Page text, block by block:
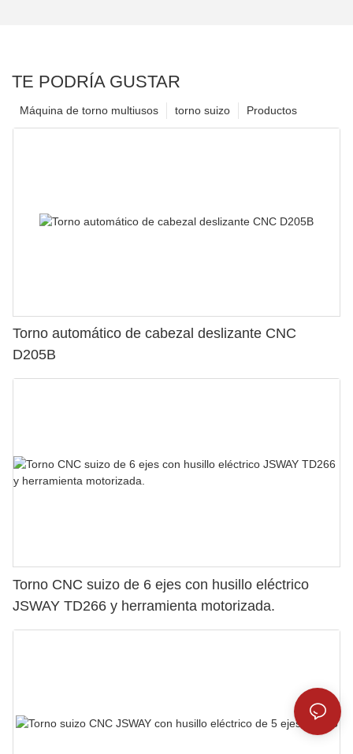
TE PODRÍA GUSTAR
Productos
torno suizo
Máquina de torno multiusos
Torno automático de cabezal deslizante CNC
D205B
Torno CNC suizo de 6 ejes con husillo eléctrico
JSWAY TD266 y herramienta motorizada.